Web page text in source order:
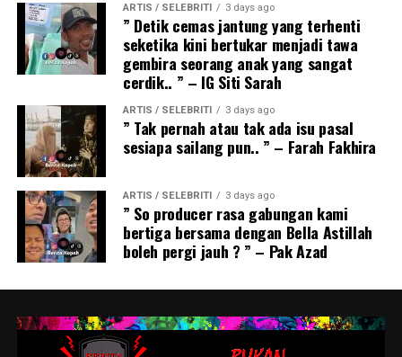
ARTIS / SELEBRITI 3 days ago
” Detik cemas jantung yang terhenti
seketika kini bertukar menjadi tawa
gembira seorang anak yang sangat
cerdik.. ” – IG Siti Sarah
ARTIS / SELEBRITI 3 days ago
” Tak pernah atau tak ada isu pasal
sesiapa sailang pun.. ” – Farah Fakhira
ARTIS / SELEBRITI 3 days ago
” So producer rasa gabungan kami
bertiga bersama dengan Bella Astillah
boleh pergi jauh ? ” – Pak Azad